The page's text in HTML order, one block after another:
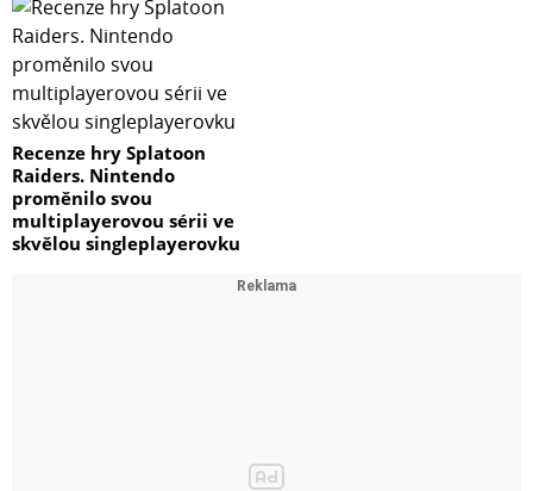
Recenze hry Splatoon
Raiders. Nintendo
proměnilo svou
multiplayerovou sérii ve
skvělou singleplayerovku